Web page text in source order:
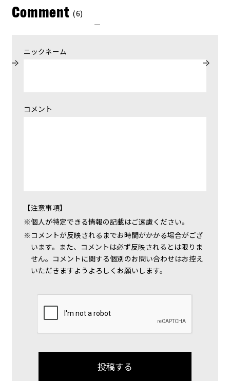
Comment (6)
ニックネーム
コメント
【注意事項】
個人が特定できる情報の記載はご遠慮ください。
コメントが反映されるまでお時間がかかる場合がござ
います。また、コメントは必ず反映されるとは限りま
せん。コメントに関する個別のお問い合わせはお控え
いただきますようよろしくお願いします。